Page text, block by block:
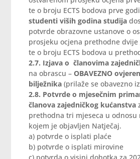
te o broju ECTS bodova prve
studenti viših godina studija
potvrde obrazovne ustanove o
prosjeku ocjena prethodne
te o broju ECTS bodova u
2.7. Izjava o članovima
na obrascu –OBAVEZNO
bilježnika (prilaže se obavezno
2.8. Potvrde o mjesečnim
članova zajedničkog kućanstva
prethodna tri mjeseca u odnosu
kojem je objavljen Natječaj.
a) potvrde o isplati plaće
b) potvrde o isplati mirovine